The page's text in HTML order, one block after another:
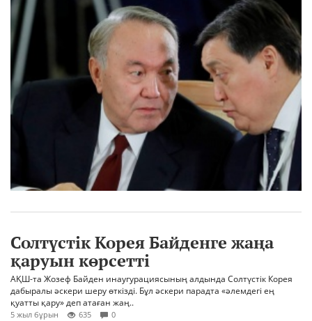
Солтүстік Корея Байденге жаңа
қаруын көрсетті
АҚШ-та Жозеф Байден инаугурациясының алдында Солтүстік Корея
дабыралы әскери шеру өткізді. Бұл әскери парадта «әлемдегі ең
қуатты қару» деп атаған жаң..
5 жыл бұрын 635 0